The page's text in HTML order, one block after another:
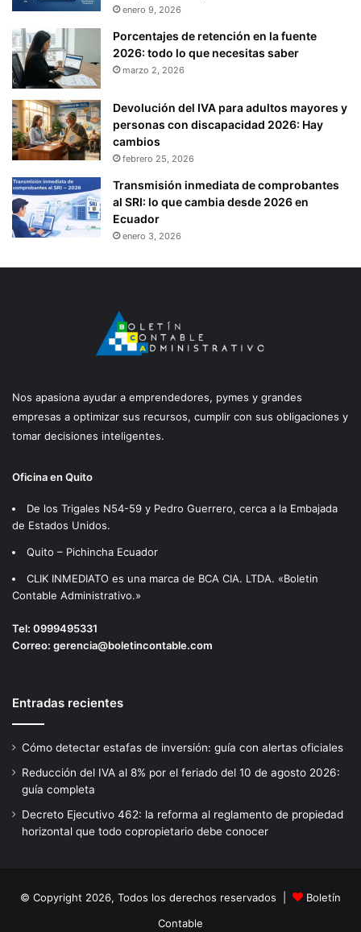
enero 9, 2026
Porcentajes de retención en la fuente
2026: todo lo que necesitas saber
marzo 2, 2026
Devolución del IVA para adultos mayores y
personas con discapacidad 2026: Hay
cambios
febrero 25, 2026
Transmisión inmediata de comprobantes
al SRI: lo que cambia desde 2026 en
Ecuador
enero 3, 2026
Nos apasiona ayudar a emprendedores, pymes y grandes
empresas a optimizar sus recursos, cumplir con sus obligaciones y
tomar decisiones inteligentes.
Oficina en Quito
De los Trigales N54-59 y Pedro Guerrero, cerca a la Embajada
de Estados Unidos.
Quito – Pichincha Ecuador
CLIK INMEDIATO es una marca de BCA CIA. LTDA. «Boletin
Contable Administrativo.»
Tel: 0999495331
Correo: gerencia@boletincontable.com
Entradas recientes
Cómo detectar estafas de inversión: guía con alertas oficiales
Reducción del IVA al 8% por el feriado del 10 de agosto 2026:
guía completa
Decreto Ejecutivo 462: la reforma al reglamento de propiedad
horizontal que todo copropietario debe conocer
© Copyright 2026, Todos los derechos reservados |
Boletín
Contable